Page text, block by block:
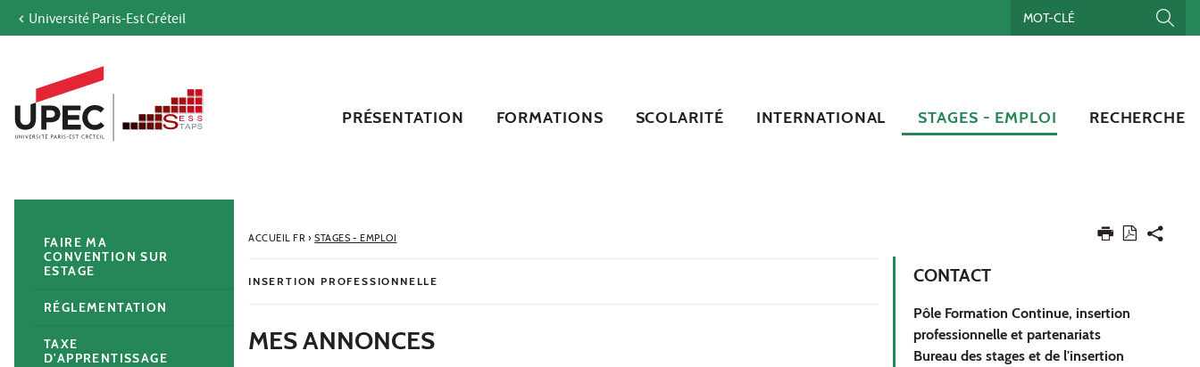
Aller au contenu
Accès directs
Recherche
Navigation secondaire
Université Paris-Est Créteil
PRÉSENTATION FORMATIONS SCOLARITÉ INTERNATIONAL STAGES - EMPLOI RECHERCHE
ACCUEIL FR› STAGES - EMPLOI
INSERTION PROFESSIONNELLE
MES ANNONCES
CONTACT
Pôle Formation Continue, insertion
professionnelle et partenariats
Bureau des stages et de l'insertion
FAIRE MA
CONVENTION SUR
ESTAGE
RÉGLEMENTATION
TAXE
D'APPRENTISSAGE